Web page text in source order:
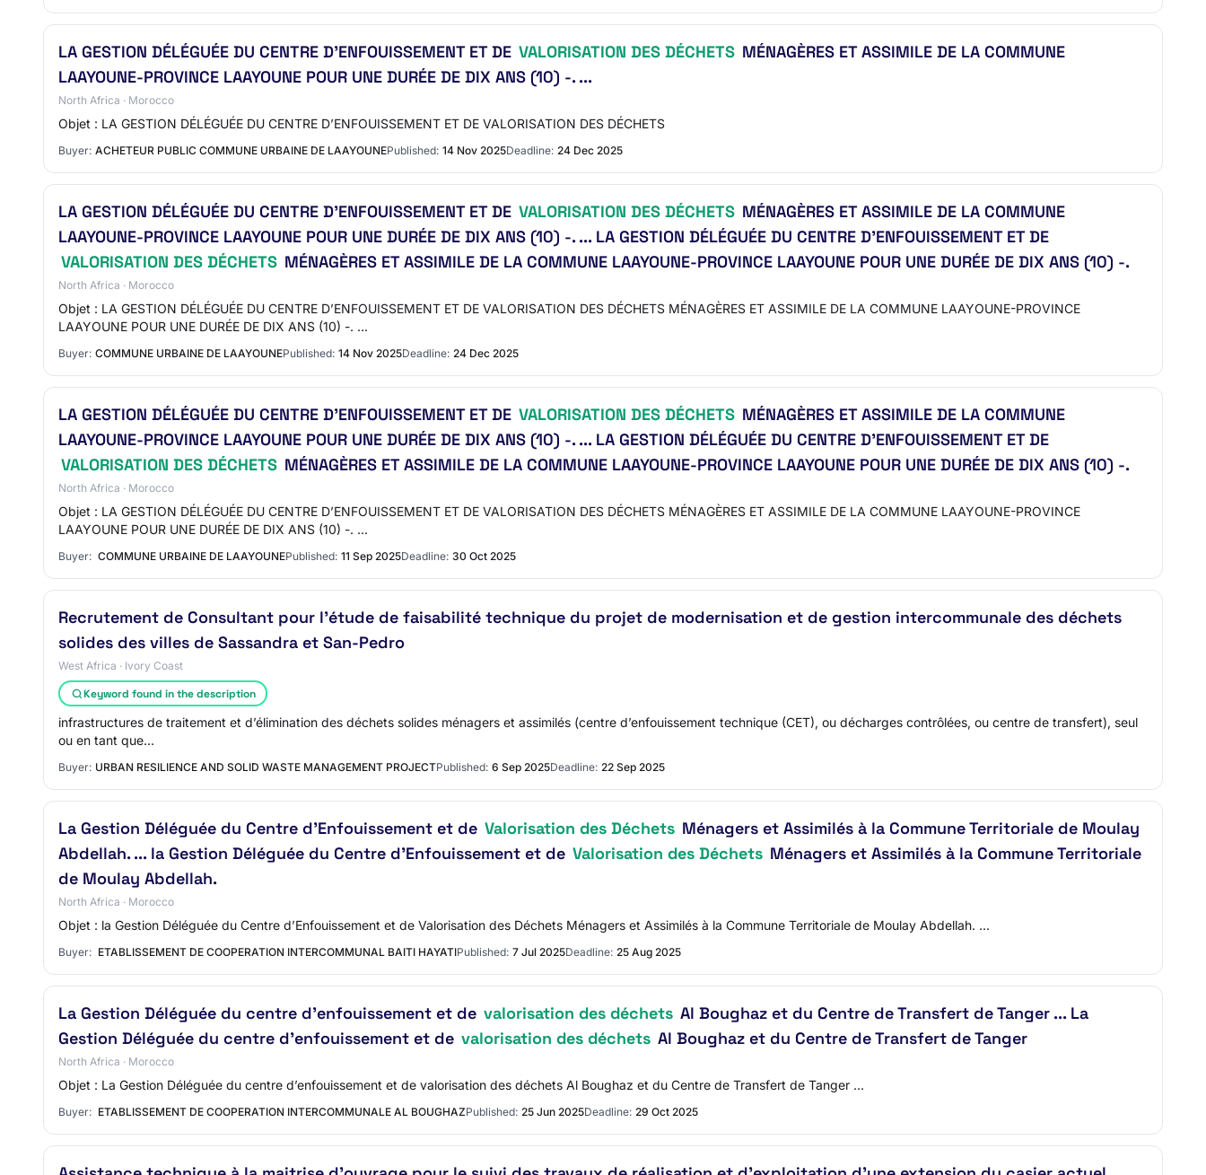
LA GESTION DÉLÉGUÉE DU CENTRE D’ENFOUISSEMENT ET DE VALORISATION DES DÉCHETS MÉNAGÈRES ET ASSIMILE DE LA COMMUNE
LAAYOUNE-PROVINCE LAAYOUNE POUR UNE DURÉE DE DIX ANS (10) -. ...
North Africa · Morocco
Objet : LA GESTION DÉLÉGUÉE DU CENTRE D’ENFOUISSEMENT ET DE VALORISATION DES DÉCHETS
Buyer: ACHETEUR PUBLIC COMMUNE URBAINE DE LAAYOUNEPublished: 14 Nov 2025Deadline: 24 Dec 2025
LA GESTION DÉLÉGUÉE DU CENTRE D’ENFOUISSEMENT ET DE VALORISATION DES DÉCHETS MÉNAGÈRES ET ASSIMILE DE LA COMMUNE
LAAYOUNE-PROVINCE LAAYOUNE POUR UNE DURÉE DE DIX ANS (10) -. ... LA GESTION DÉLÉGUÉE DU CENTRE D’ENFOUISSEMENT ET DE
VALORISATION DES DÉCHETS MÉNAGÈRES ET ASSIMILE DE LA COMMUNE LAAYOUNE-PROVINCE LAAYOUNE POUR UNE DURÉE DE DIX ANS (10) -.
North Africa · Morocco
Objet : LA GESTION DÉLÉGUÉE DU CENTRE D’ENFOUISSEMENT ET DE VALORISATION DES DÉCHETS MÉNAGÈRES ET ASSIMILE DE LA COMMUNE LAAYOUNE-PROVINCE
LAAYOUNE POUR UNE DURÉE DE DIX ANS (10) -. ...
Buyer: COMMUNE URBAINE DE LAAYOUNEPublished: 14 Nov 2025Deadline: 24 Dec 2025
LA GESTION DÉLÉGUÉE DU CENTRE D’ENFOUISSEMENT ET DE VALORISATION DES DÉCHETS MÉNAGÈRES ET ASSIMILE DE LA COMMUNE
LAAYOUNE-PROVINCE LAAYOUNE POUR UNE DURÉE DE DIX ANS (10) -. ... LA GESTION DÉLÉGUÉE DU CENTRE D’ENFOUISSEMENT ET DE
VALORISATION DES DÉCHETS MÉNAGÈRES ET ASSIMILE DE LA COMMUNE LAAYOUNE-PROVINCE LAAYOUNE POUR UNE DURÉE DE DIX ANS (10) -.
North Africa · Morocco
Objet : LA GESTION DÉLÉGUÉE DU CENTRE D’ENFOUISSEMENT ET DE VALORISATION DES DÉCHETS MÉNAGÈRES ET ASSIMILE DE LA COMMUNE LAAYOUNE-PROVINCE
LAAYOUNE POUR UNE DURÉE DE DIX ANS (10) -. ...
Buyer: COMMUNE URBAINE DE LAAYOUNEPublished: 11 Sep 2025Deadline: 30 Oct 2025
Recrutement de Consultant pour l'étude de faisabilité technique du projet de modernisation et de gestion intercommunale des déchets
solides des villes de Sassandra et San-Pedro
West Africa · Ivory Coast
Keyword found in the description
infrastructures de traitement et d’élimination des déchets solides ménagers et assimilés (centre d’enfouissement technique (CET), ou décharges contrôlées, ou centre de transfert), seul
ou en tant que…
Buyer: URBAN RESILIENCE AND SOLID WASTE MANAGEMENT PROJECTPublished: 6 Sep 2025Deadline: 22 Sep 2025
La Gestion Déléguée du Centre d’Enfouissement et de Valorisation des Déchets Ménagers et Assimilés à la Commune Territoriale de Moulay
Abdellah. ... la Gestion Déléguée du Centre d’Enfouissement et de Valorisation des Déchets Ménagers et Assimilés à la Commune Territoriale
de Moulay Abdellah.
North Africa · Morocco
Objet : la Gestion Déléguée du Centre d’Enfouissement et de Valorisation des Déchets Ménagers et Assimilés à la Commune Territoriale de Moulay Abdellah. ...
Buyer: ETABLISSEMENT DE COOPERATION INTERCOMMUNAL BAITI HAYATIPublished: 7 Jul 2025Deadline: 25 Aug 2025
La Gestion Déléguée du centre d’enfouissement et de valorisation des déchets Al Boughaz et du Centre de Transfert de Tanger ... La
Gestion Déléguée du centre d’enfouissement et de valorisation des déchets Al Boughaz et du Centre de Transfert de Tanger
North Africa · Morocco
Objet : La Gestion Déléguée du centre d’enfouissement et de valorisation des déchets Al Boughaz et du Centre de Transfert de Tanger ...
Buyer: ETABLISSEMENT DE COOPERATION INTERCOMMUNALE AL BOUGHAZPublished: 25 Jun 2025Deadline: 29 Oct 2025